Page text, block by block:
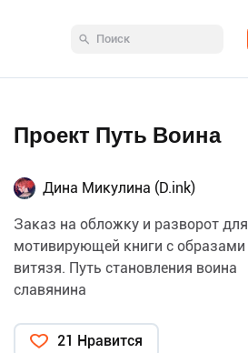
Проект Путь Воина
Дина Микулина (D.ink)
Заказ на обложку и разворот для
мотивирующей книги с образами
витязя. Путь становления воина
славянина
21 Нравится